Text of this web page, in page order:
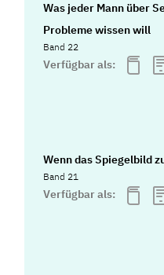
Was jeder Mann über
Probleme wissen will
Band 22
Verfügbar als:
Wenn das Spiegelbild
Band 21
Verfügbar als: